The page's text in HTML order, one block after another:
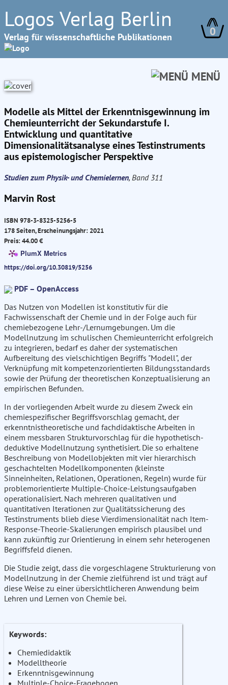
Logos Verlag Berlin
Verlag für wissenschaftliche Publikationen 0
MENÜ
Modelle als Mittel der Erkenntnisgewinnung im
Chemieunterricht der Sekundarstufe I.
Entwicklung und quantitative
Dimensionalitätsanalyse eines Testinstruments
aus epistemologischer Perspektive
Studien zum Physik- und Chemielernen, Band 311
Marvin Rost
ISBN 978-3-8325-5256-5
178 Seiten, Erscheinungsjahr: 2021
Preis: 44.00 €
PlumX Metrics
https://doi.org/10.30819/5256
PDF – OpenAccess
Das Nutzen von Modellen ist konstitutiv für die
Fachwissenschaft der Chemie und in der Folge auch für
chemiebezogene Lehr-/Lernumgebungen. Um die
Modellnutzung im schulischen Chemieunterricht erfolgreich
zu integrieren, bedarf es daher der systematischen
Aufbereitung des vielschichtigen Begriffs "Modell", der
Verknüpfung mit kompetenzorientierten Bildungsstandards
sowie der Prüfung der theoretischen Konzeptualisierung an
empirischen Befunden.
In der vorliegenden Arbeit wurde zu diesem Zweck ein
chemiespezifischer Begriffsvorschlag gemacht, der
erkenntnistheoretische und fachdidaktische Arbeiten in
einem messbaren Strukturvorschlag für die hypothetisch-
deduktive Modellnutzung synthetisiert. Die so erhaltene
Beschreibung von Modellobjekten mit vier hierarchisch
geschachtelten Modellkomponenten (kleinste
Sinneinheiten, Relationen, Operationen, Regeln) wurde für
problemorientierte Multiple-Choice-Leistungsaufgaben
operationalisiert. Nach mehreren qualitativen und
quantitativen Iterationen zur Qualitätssicherung des
Testinstruments blieb diese Vierdimensionalität nach Item-
Response-Theorie-Skalierungen empirisch plausibel und
kann zukünftig zur Orientierung in einem sehr heterogenen
Begriffsfeld dienen.
Die Studie zeigt, dass die vorgeschlagene Strukturierung von
Modellnutzung in der Chemie zielführend ist und trägt auf
diese Weise zu einer übersichtlicheren Anwendung beim
Lehren und Lernen von Chemie bei.
Keywords:
Chemiedidaktik
Modelltheorie
Erkenntnisgewinnung